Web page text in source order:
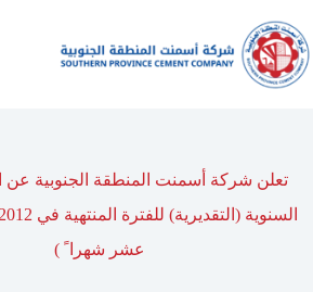
تعلن شركة أسمنت المنطقة الجنوبية عن
عشر شهرا ً )